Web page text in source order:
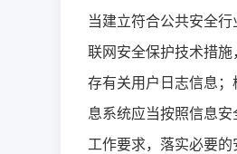
当建立符合公共安全行
联网安全保护技术措施
存有关用户日志信息
息系统应当按照信息安
工作要求，落实必要